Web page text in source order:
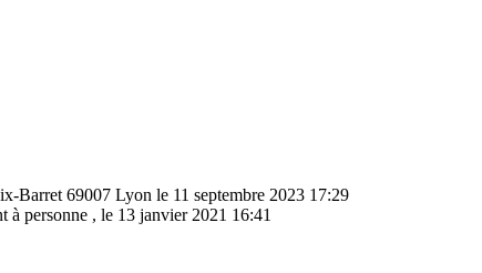
Barret 69007 Lyon le 11 septembre 2023 17:29
à personne , le 13 janvier 2021 16:41